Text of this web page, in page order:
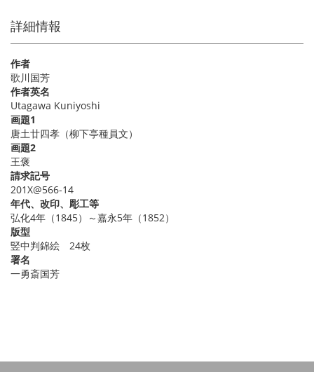
詳細情報
作者
歌川国芳
作者英名
Utagawa Kuniyoshi
画題1
唐土廿四孝（柳下亭種員文）
画題2
王褒
請求記号
201X@566-14
年代、改印、彫工等
弘化4年（1845）～嘉永5年（1852）
版型
竪中判錦絵 24枚
署名
一勇斎国芳